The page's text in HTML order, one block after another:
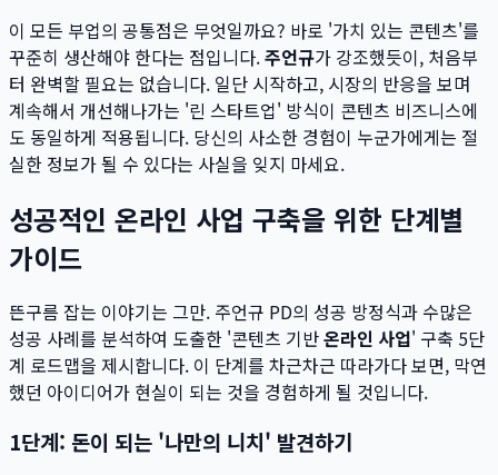
이 모든 부업의 공통점은 무엇일까요? 바로 '가치 있는 콘텐츠'를
꾸준히 생산해야 한다는 점입니다.주언규가 강조했듯이, 처음부
터 완벽할 필요는 없습니다. 일단 시작하고, 시장의 반응을 보며
계속해서 개선해나가는 '린 스타트업' 방식이 콘텐츠 비즈니스에
도 동일하게 적용됩니다. 당신의 사소한 경험이 누군가에게는 절
실한 정보가 될 수 있다는 사실을 잊지 마세요.
성공적인 온라인 사업 구축을 위한 단계별
가이드
뜬구름 잡는 이야기는 그만. 주언규 PD의 성공 방정식과 수많은
성공 사례를 분석하여 도출한 '콘텐츠 기반온라인 사업' 구축 5단
계 로드맵을 제시합니다. 이 단계를 차근차근 따라가다 보면, 막연
했던 아이디어가 현실이 되는 것을 경험하게 될 것입니다.
1단계: 돈이 되는 '나만의 니치' 발견하기